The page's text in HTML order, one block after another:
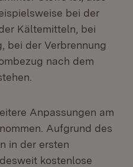
bei der
Kältemitteln, bei
bei der Verbrennung
nach dem
Anpassungen am
Aufgrund des
in der ersten
kostenlose